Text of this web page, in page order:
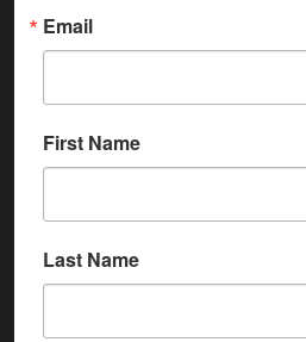
Email
First Name
Last Name